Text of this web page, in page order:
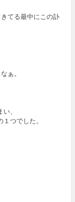
てる最中にこの訃
ぁ。
、
つでした。